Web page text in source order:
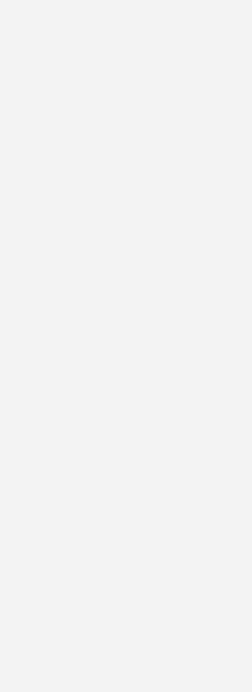
2018 am
Hersteller einher. Das